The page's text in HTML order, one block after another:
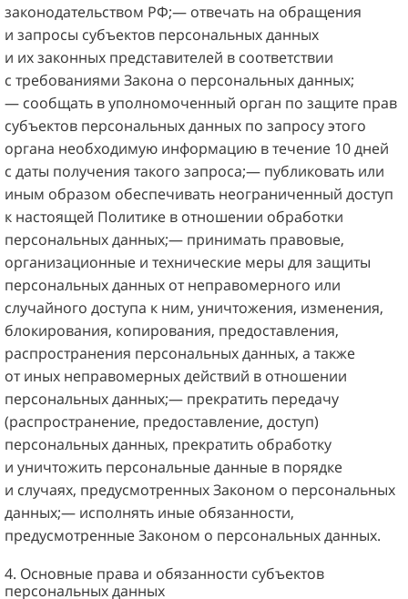
законодательством РФ;— отвечать на обращения
и запросы субъектов персональных данных
и их законных представителей в соответствии
с требованиями Закона о персональных данных;
— сообщать в уполномоченный орган по защите прав
субъектов персональных данных по запросу этого
органа необходимую информацию в течение 10 дней
с даты получения такого запроса;— публиковать или
иным образом обеспечивать неограниченный доступ
к настоящей Политике в отношении обработки
персональных данных;— принимать правовые,
организационные и технические меры для защиты
персональных данных от неправомерного или
случайного доступа к ним, уничтожения, изменения,
блокирования, копирования, предоставления,
распространения персональных данных, а также
от иных неправомерных действий в отношении
персональных данных;— прекратить передачу
(распространение, предоставление, доступ)
персональных данных, прекратить обработку
и уничтожить персональные данные в порядке
и случаях, предусмотренных Законом о персональных
данных;— исполнять иные обязанности,
предусмотренные Законом о персональных данных.
4. Основные права и обязанности субъектов
персональных данных